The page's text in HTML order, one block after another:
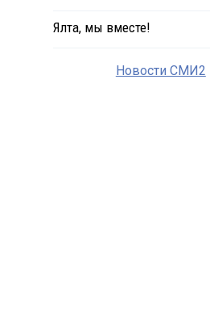
Ялта, мы вместе!
Новости СМИ2